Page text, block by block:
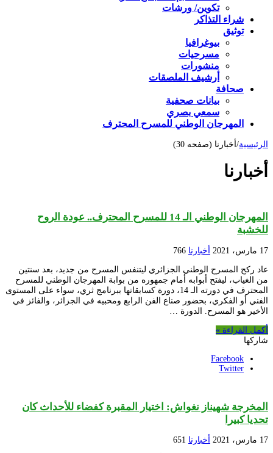
تكوين/ ورشات
شراء التذاكر
توثيق
بيوغرافيا
مسرحيات
منشورات
أرشيف الملصقات
صحافة
بيانات صحفية
سمعي بصري
المهرجان الوطني للمسرح المحترف
الرئيسية/ أخبارنا (صفحه 30)
أخبارنا
المهرجان الوطني الـ 14 للمسرح المحترف.. عودة الروح
للخشبة
17 مارس، 2021 أخبارنا 766
عاد ركح المسرح الوطني الجزائري ليتنفس المسرح من جديد، بعد سنتين
من الغياب، ليفتح أبوابه أمام جمهوره من بوابة المهرجان الوطني للمسرح
المحترف في دورته الـ 14، دورة كسابقاتها ببرنامج ثري، سواء على المستوى
الفني أو الفكري، بحضور صناع الفن الرابع ومحبيه في الجزائر، والفائز في
الأخير هو المسرح. الدورة …
أكمل القراءة »
شاركها
Facebook
Twitter
المخرجة شهيناز نغواش: اختيار المقبرة كفضاء للأحداث كان
تحديا كبيرا
17 مارس، 2021 أخبارنا 651